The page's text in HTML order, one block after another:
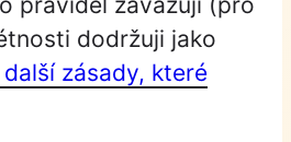
dodržuji jako
zásady, které